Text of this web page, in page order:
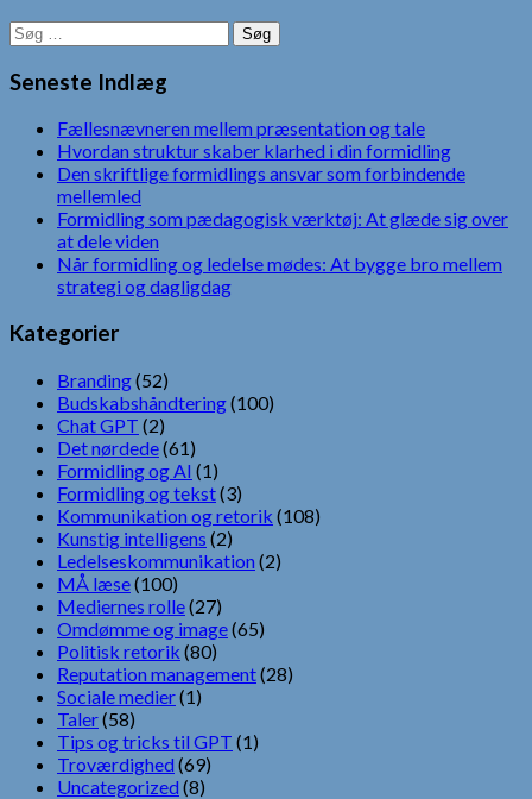
Søg
efter:
Seneste Indlæg
Fællesnævneren mellem præsentation og tale
Hvordan struktur skaber klarhed i din formidling
Den skriftlige formidlings ansvar som forbindende
mellemled
Formidling som pædagogisk værktøj: At glæde sig over
at dele viden
Når formidling og ledelse mødes: At bygge bro mellem
strategi og dagligdag
Kategorier
Branding(52)
Budskabshåndtering(100)
Chat GPT (2)
Det nørdede(61)
Formidling og AI (1)
Formidling og tekst(3)
Kommunikation og retorik (108)
Kunstig intelligens (2)
Ledelseskommunikation (2)
MÅ læse(100)
Mediernes rolle(27)
Omdømme og image(65)
Politisk retorik (80)
Reputation management(28)
Sociale medier(1)
Taler(58)
Tips og tricks til GPT (1)
Troværdighed (69)
Uncategorized (8)